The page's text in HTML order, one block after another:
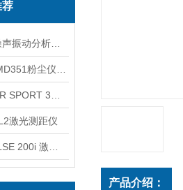
荐
激光测距仪
产品介绍：